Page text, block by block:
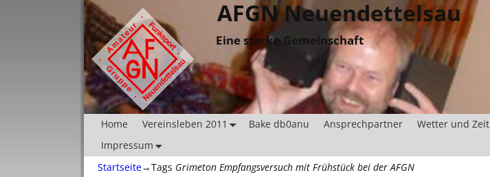
AFGN Neuendettelsau
Eine starke Gemeinschaft
Home Vereinsleben 2011 Bake db0anu Ansprechpartner Wetter und Zeit
Impressum
Startseite→Tags Grimeton Empfangsversuch mit Frühstück bei der AFGN